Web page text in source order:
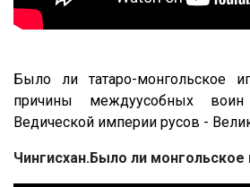
Было ли татаро-монгольское
причины междуусобных
Ведической империи русов -
Чингисхан.Было ли монгольское